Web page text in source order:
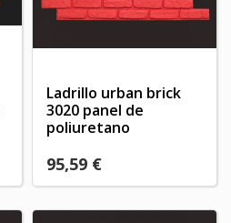
Ladrillo urban brick
3020 panel de
poliuretano
95,59 €